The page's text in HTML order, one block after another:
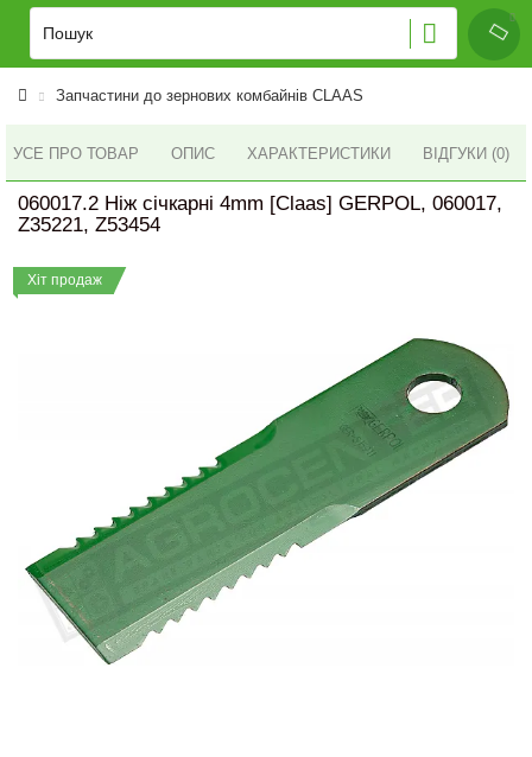
Запчастини до зернових комбайнів CLAAS
УСЕ ПРО ТОВАР ОПИС ХАРАКТЕРИСТИКИ ВІДГУКИ (0)
060017.2 Ніж січкарні 4mm [Claas] GERPOL, 060017,
Z35221, Z53454
Хіт продаж